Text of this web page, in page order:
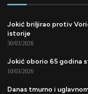
Jokić briljirao protiv
istorije
30/03/2026
Jokić oborio 65 godina
10/03/2026
Danas tmurno i